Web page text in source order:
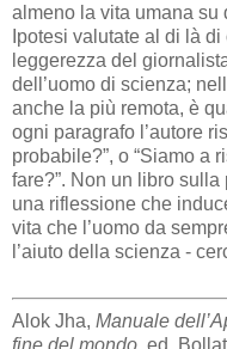
almeno la vita umana su
Ipotesi valutate al di là
leggerezza del
dell’uomo di scienza;
anche la più remota, è
ogni paragrafo l’autore
probabile?”, o “Siamo a
fare?”. Non un libro
una riflessione che
vita che l’uomo da
l’aiuto della scienza -
Alok Jha, Manuale
fine del mondo , ed.